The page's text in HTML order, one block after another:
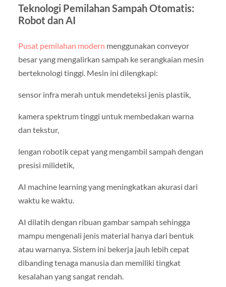
Teknologi Pemilahan Sampah Otomatis:
Robot dan AI
Pusat pemilahan modern menggunakan conveyor
besar yang mengalirkan sampah ke serangkaian mesin
berteknologi tinggi. Mesin ini dilengkapi:
sensor infra merah untuk mendeteksi jenis plastik,
kamera spektrum tinggi untuk membedakan warna
dan tekstur,
lengan robotik cepat yang mengambil sampah dengan
presisi milidetik,
AI machine learning yang meningkatkan akurasi dari
waktu ke waktu.
AI dilatih dengan ribuan gambar sampah sehingga
mampu mengenali jenis material hanya dari bentuk
atau warnanya. Sistem ini bekerja jauh lebih cepat
dibanding tenaga manusia dan memiliki tingkat
kesalahan yang sangat rendah.